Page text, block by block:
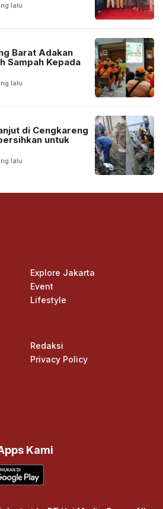
lalu
lalu
Barat Adakan
Sampah Kepada
lalu
di Cengkareng
untuk
Explore Jakarta
Event
Lifestyle
Redaksi
Privacy Policy
Kami